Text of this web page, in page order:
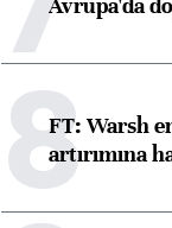
8FT: Warsh
artırımına